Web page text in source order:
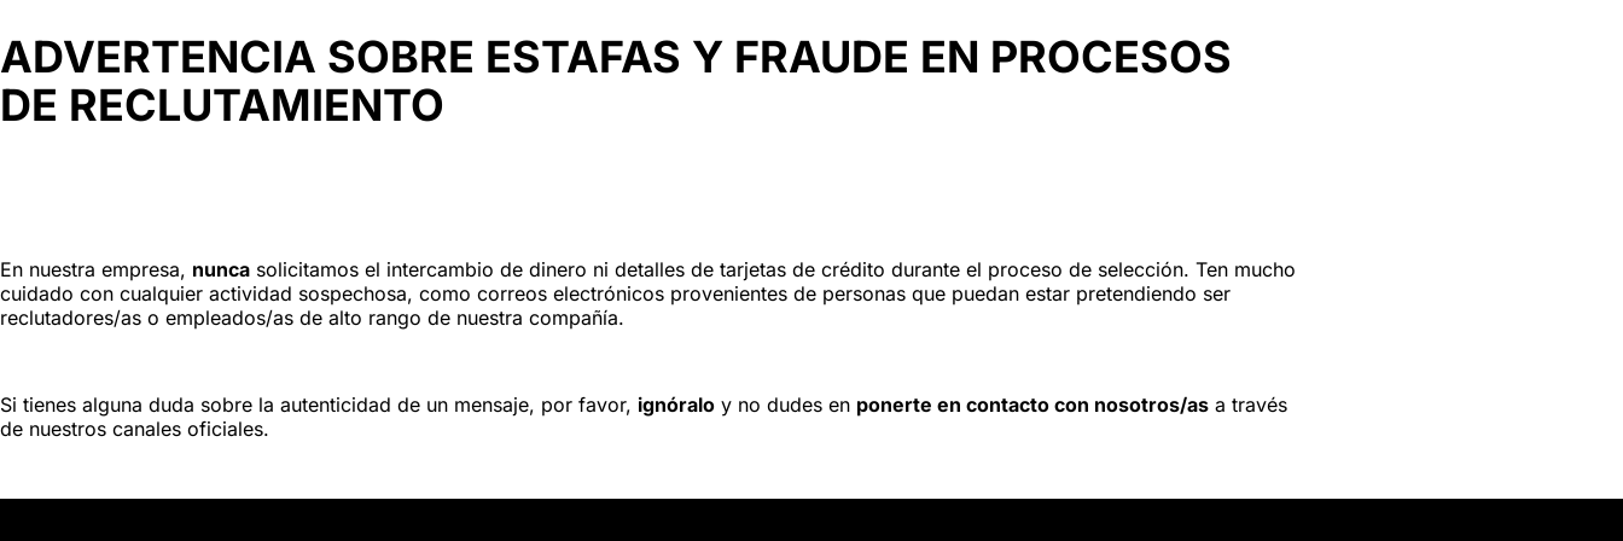
ADVERTENCIA SOBRE ESTAFAS Y FRAUDE EN PROCESOS
DE RECLUTAMIENTO
En nuestra empresa, nunca solicitamos el intercambio de dinero ni detalles de tarjetas de crédito durante el proceso de selección. Ten mucho
cuidado con cualquier actividad sospechosa, como correos electrónicos provenientes de personas que puedan estar pretendiendo ser
reclutadores/as o empleados/as de alto rango de nuestra compañía.
Si tienes alguna duda sobre la autenticidad de un mensaje, por favor, ignóralo y no dudes en ponerte en contacto con nosotros/as a través
de nuestros canales oficiales.